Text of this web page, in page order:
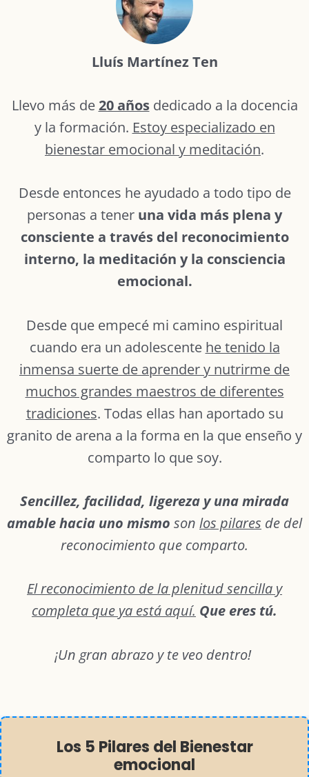
Lluís Martínez Ten
Llevo más de20 añosdedicado a la docencia
y la formación. Estoy especializado en
bienestar emocional y meditación.
Desde entonces he ayudado a todo tipo de
personas a tener una vida más plena y
consciente a través del reconocimiento
interno, la meditación y la consciencia
emocional.
Desde que empecé mi camino espiritual
cuando era un adolescente he tenido la
inmensa suerte de aprender y nutrirme de
muchos grandes maestros de diferentes
tradiciones. Todas ellas han aportado su
granito de arena a la forma en la que enseño y
comparto lo que soy.
Sencillez, facilidad, ligereza y una mirada
amable hacia uno mismo son los pilares de del
reconocimiento que comparto.
El reconocimiento de la plenitud sencilla y
completa que ya está aquí. Que eres tú.
¡Un gran abrazo y te veo dentro!
Los 5 Pilares del Bienestar
emocional